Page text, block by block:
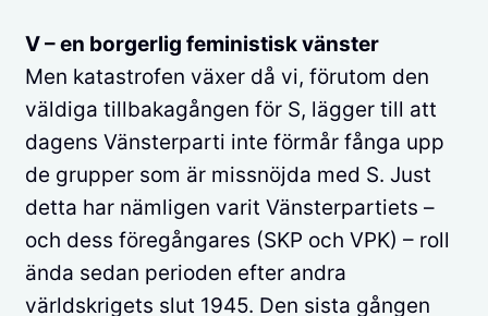
V – en borgerlig feministisk vänster
Men katastrofen växer då vi, förutom den
väldiga tillbakagången för S, lägger till att
dagens Vänsterparti inte förmår fånga upp
de grupper som är missnöjda med S. Just
detta har nämligen varit Vänsterpartiets –
och dess föregångares (SKP och VPK) – roll
ända sedan perioden efter andra
världskrigets slut 1945. Den sista gången